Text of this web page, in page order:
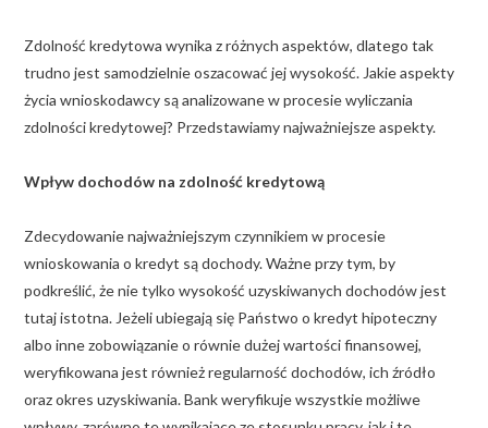
Zdolność kredytowa wynika z różnych aspektów, dlatego tak
trudno jest samodzielnie oszacować jej wysokość. Jakie aspekty
życia wnioskodawcy są analizowane w procesie wyliczania
zdolności kredytowej? Przedstawiamy najważniejsze aspekty.
Wpływ dochodów na zdolność kredytową
Zdecydowanie najważniejszym czynnikiem w procesie
wnioskowania o kredyt są dochody. Ważne przy tym, by
podkreślić, że nie tylko wysokość uzyskiwanych dochodów jest
tutaj istotna. Jeżeli ubiegają się Państwo o kredyt hipoteczny
albo inne zobowiązanie o równie dużej wartości finansowej,
weryfikowana jest również regularność dochodów, ich źródło
oraz okres uzyskiwania. Bank weryfikuje wszystkie możliwe